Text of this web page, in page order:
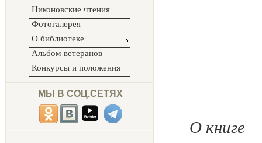
Никоновские чтения
Фотогалерея
О библиотеке
Альбом ветеранов
Конкурсы и положения
МЫ В СОЦ.СЕТЯХ
О книге